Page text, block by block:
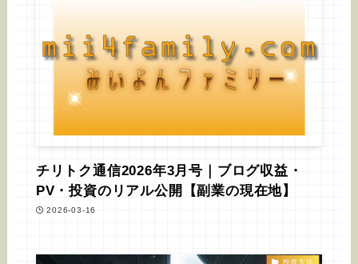
チリトク通信2026年3月号｜ブログ収益・
PV・投資のリアル公開【副業の現在地】
2026-03-16
投資方法